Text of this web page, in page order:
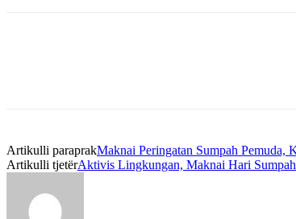
Artikulli paraprakMaknai Peringatan Sumpah Pemuda,
Artikulli tjetërAktivis Lingkungan, Maknai Hari